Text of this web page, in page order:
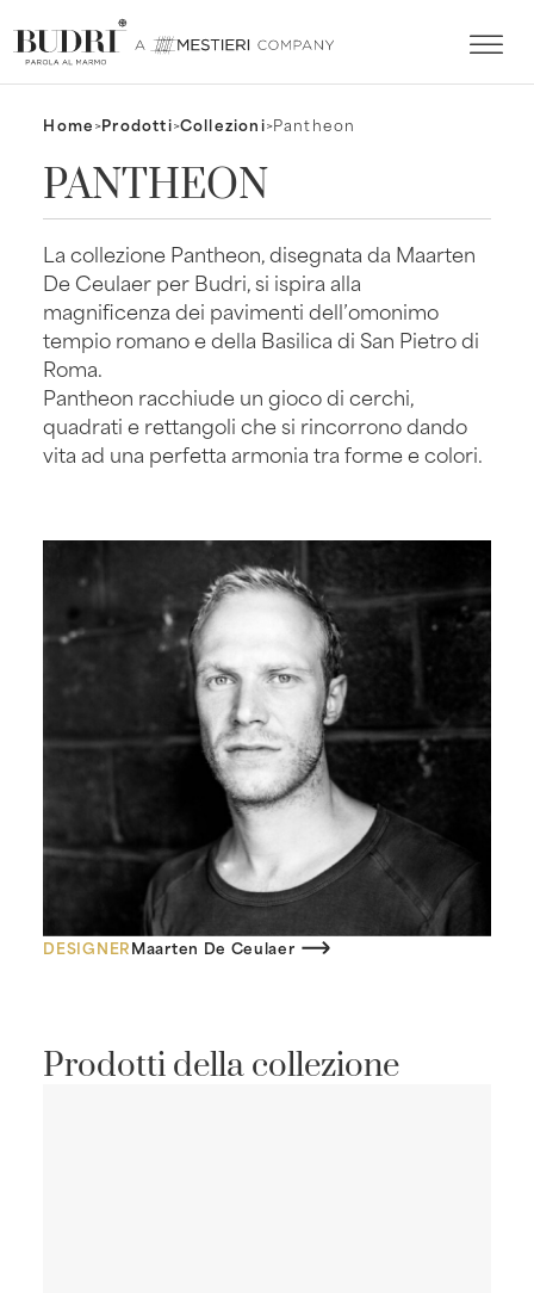
Home>Prodotti>Collezioni>Pantheon
PANTHEON
La collezione Pantheon, disegnata da Maarten
De Ceulaer per Budri, si ispira alla
magnificenza dei pavimenti dell’omonimo
tempio romano e della Basilica di San Pietro di
Roma.
Pantheon racchiude un gioco di cerchi,
quadrati e rettangoli che si rincorrono dando
vita ad una perfetta armonia tra forme e colori.
DESIGNERMaarten De Ceulaer
Prodotti della collezione